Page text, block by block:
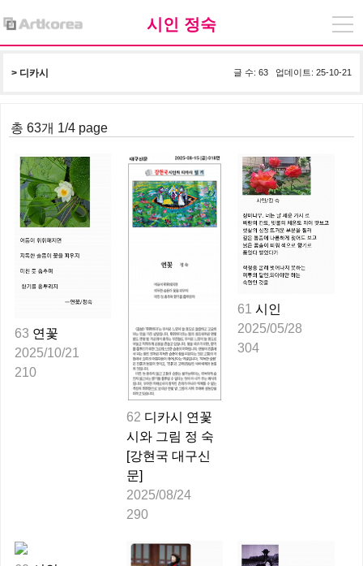
시인 정숙
글 수: 63 업데이트: 25-10-21
> 디카시
총 63개 1/4 page
63 연꽃
2025/10/21
210
62 디카시 연꽃
시와 그림 정 숙
[강현국 대구신
문]
2025/08/24
290
61 시인
2025/05/28
304